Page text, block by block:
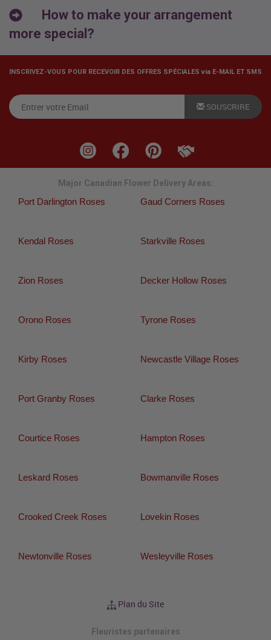
How to make your arrangement
more special?
INSCRIVEZ-VOUS POUR RECEVOIR DES OFFRES SPÉCIALES via E-MAIL ET SMS
SOUSCRIRE
Major Canadian Flower Delivery Areas:
Port Darlington Roses Gaud Corners Roses
Kendal Roses Starkville Roses
Zion Roses Decker Hollow Roses
Orono Roses Tyrone Roses
Kirby Roses Newcastle Village Roses
Port Granby Roses Clarke Roses
Courtice Roses Hampton Roses
Leskard Roses Bowmanville Roses
Crooked Creek Roses Lovekin Roses
Newtonville Roses Wesleyville Roses
Plan du Site
Fleuristes partenaires